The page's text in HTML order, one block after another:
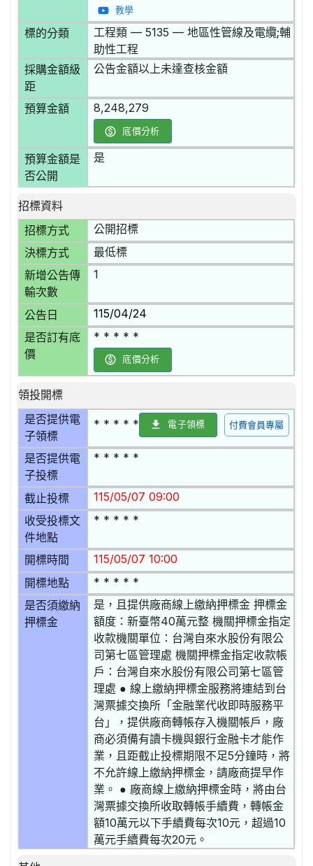
教學
標的分類
工程類 — 5135 — 地區性管線及電纜;輔
助性工程
採購金額級
距
公告金額以上未達查核金額
預算金額 8,248,279
底價分析
預算金額是
否公開
是
招標資料
招標方式
公開招標
決標方式 最低標
新增公告傳
輸次數
1
公告日 115/04/24
是否訂有底
價
* * * * *
底價分析
領投開標
是否提供電
子領標
* * * * * 電子領標 付費會員專屬
是否提供電
子投標
* * * * *
截止投標 115/05/07 09:00
收受投標文
件地點
* * * * *
開標時間 115/05/07 10:00
開標地點 * * * * *
是否須繳納
押標金
是，且提供廠商線上繳納押標金 押標金
額度：新臺幣40萬元整 機關押標金指定
收款機關單位：台灣自來水股份有限公
司第七區管理處 機關押標金指定收款帳
戶：台灣自來水股份有限公司第七區管
理處 ● 線上繳納押標金服務將連結到台
灣票據交換所「金融業代收即時服務平
台」，提供廠商轉帳存入機關帳戶，廠
商必須備有讀卡機與銀行金融卡才能作
業，且距截止投標期限不足5分鐘時，將
不允許線上繳納押標金，請廠商提早作
業。 ● 廠商線上繳納押標金時，將由台
灣票據交換所收取轉帳手續費，轉帳金
額10萬元以下手續費每次10元，超過10
萬元手續費每次20元。